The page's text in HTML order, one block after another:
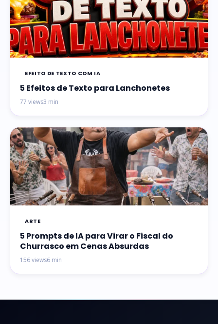
EFEITO DE TEXTO COM IA
5 Efeitos de Texto para Lanchonetes
77 views3 min
ARTE
5 Prompts de IA para Virar o Fiscal do
Churrasco em Cenas Absurdas
156 views6 min